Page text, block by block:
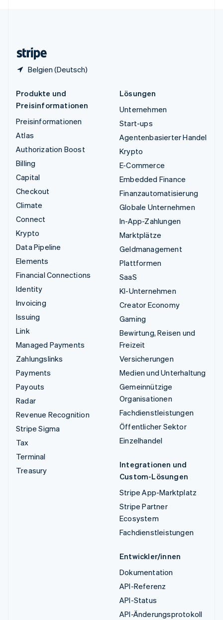
Belgien (Deutsch)
Produkte und
Preisinformationen
Preisinformationen
Atlas
Authorization Boost
Billing
Capital
Checkout
Climate
Connect
Krypto
Data Pipeline
Elements
Financial Connections
Identity
Invoicing
Issuing
Link
Managed Payments
Zahlungslinks
Payments
Payouts
Radar
Revenue Recognition
Stripe Sigma
Tax
Terminal
Treasury
Lösungen
Unternehmen
Start-ups
Agentenbasierter Handel
Krypto
E-Commerce
Embedded Finance
Finanzautomatisierung
Globale Unternehmen
In-App-Zahlungen
Marktplätze
Geldmanagement
Plattformen
SaaS
KI-Unternehmen
Creator Economy
Gaming
Bewirtung, Reisen und
Freizeit
Versicherungen
Medien und Unterhaltung
Gemeinnützige
Organisationen
Fachdienstleistungen
Öffentlicher Sektor
Einzelhandel
Integrationen und
Custom-Lösungen
Stripe App-Marktplatz
Stripe Partner
Ecosystem
Fachdienstleistungen
Entwickler/innen
Dokumentation
API-Referenz
API-Status
API-Änderungsprotokoll